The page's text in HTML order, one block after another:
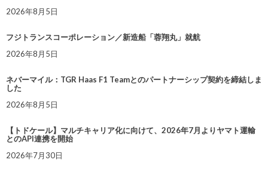
2026年8月5日
フジトランスコーポレーション／新造船「蓉翔丸」就航
2026年8月5日
ネバーマイル：TGR Haas F1 Teamとのパートナーシップ契約を締結しま
した
2026年8月5日
【トドケール】マルチキャリア化に向けて、2026年7月よりヤマト運輸
とのAPI連携を開始
2026年7月30日